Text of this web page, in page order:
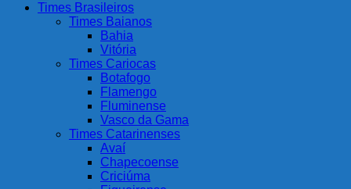
Times Brasileiros
Times Baianos
Bahia
Vitória
Times Cariocas
Botafogo
Flamengo
Fluminense
Vasco da Gama
Times Catarinenses
Avaí
Chapecoense
Criciúma